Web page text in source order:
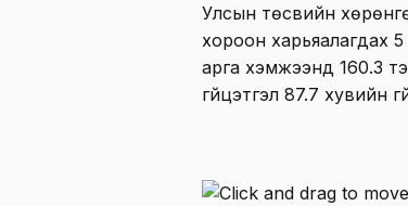
Улсын төсвийн
хороон харьяалагдах
арга хэмжээнд 160.3
гүйцэтгэл 87.7 хувийн